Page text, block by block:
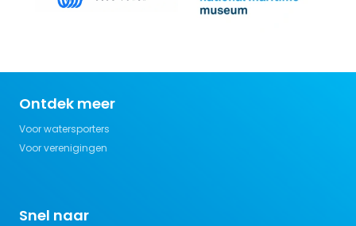
Ontdek meer
Voor watersporters
Voor verenigingen
Snel naar